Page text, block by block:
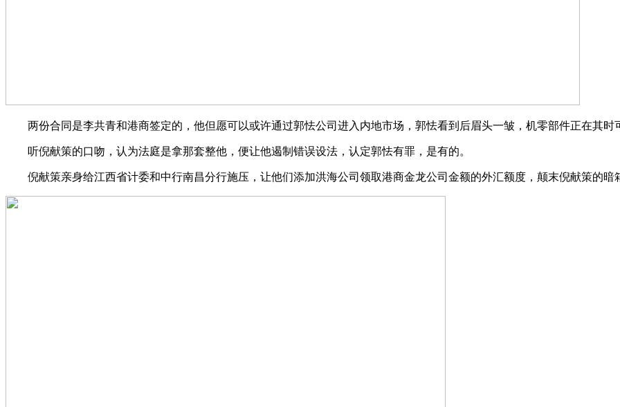
两份合同是李共青和港商签定的，他但愿可以或许通过郭怯公司进入内地市场，郭怯看到后眉头一皱，机零部件正在其时
听倪献策的口吻，认为法庭是拿那套整他，便让他遏制错误设法，认定郭怯有罪，是有的。
倪献策亲身给江西省计委和中行南昌分行施压，让他们添加洪海公司领取港商金龙公司金额的外汇额度，颠末倪献策的暗